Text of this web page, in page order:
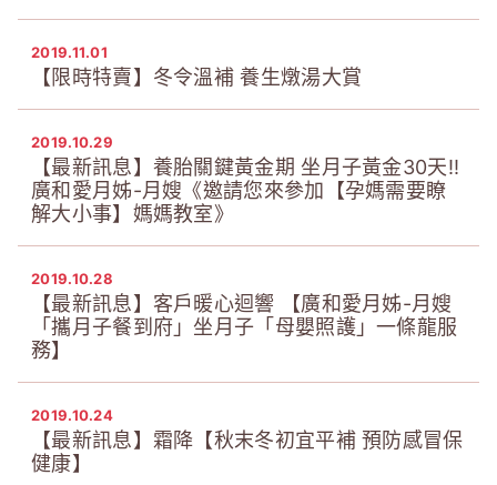
2019.11.01
【限時特賣】冬令溫補 養生燉湯大賞
2019.10.29
【最新訊息】養胎關鍵黃金期 坐月子黃金30天!!
廣和愛月姊-月嫂《邀請您來參加【孕媽需要瞭
解大小事】媽媽教室》
2019.10.28
【最新訊息】客戶暖心迴響 【廣和愛月姊-月嫂
「攜月子餐到府」坐月子「母嬰照護」一條龍服
務】
2019.10.24
【最新訊息】霜降【秋末冬初宜平補 預防感冒保
健康】